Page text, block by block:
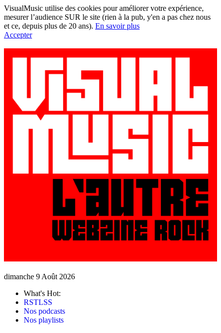
VisualMusic utilise des cookies pour améliorer votre expérience,
mesurer l’audience SUR le site (rien à la pub, y'en a pas chez nous
et ce, depuis plus de 20 ans). En savoir plus
Accepter
dimanche 9 Août 2026
What's Hot:
RSTLSS
Nos podcasts
Nos playlists